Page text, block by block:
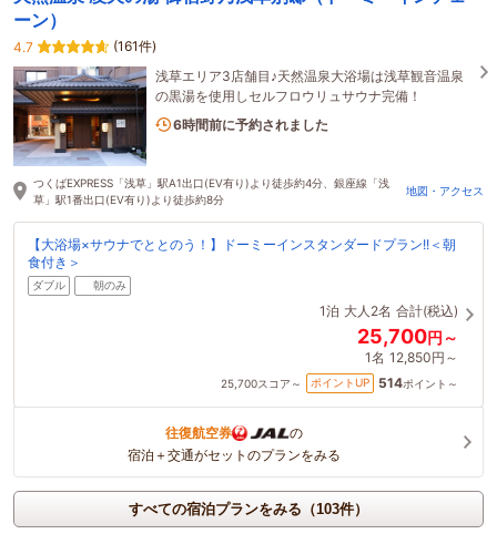
ーン）
4.7
(161件)
浅草エリア3店舗目♪天然温泉大浴場は浅草観音温泉
の黒湯を使用しセルフロウリュサウナ完備！
1名がこの宿を見ています
つくばEXPRESS「浅草」駅A1出口(EV有り)より徒歩約4分、銀座線「浅
草」駅1番出口(EV有り)より徒歩約8分
地図・アクセス
【大浴場×サウナでととのう！】ドーミーインスタンダードプラン!!＜朝
食付き＞
ダブル 朝のみ
1泊 大人2名 合計(税込)
25,700円～
1名 12,850円～
25,700スコア～ ポイントUP 514ポイント～
往復航空券
の
宿泊＋交通がセットのプランをみる
すべての宿泊プランをみる（103件）